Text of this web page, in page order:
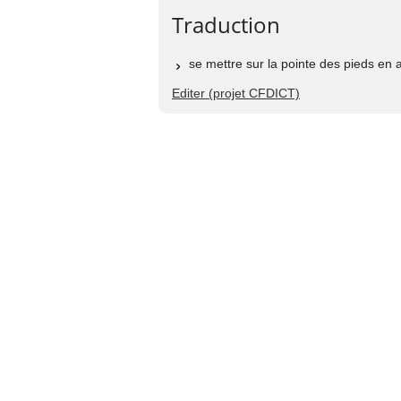
Traduction
se mettre sur la pointe des pieds en
Editer (projet CFDICT)